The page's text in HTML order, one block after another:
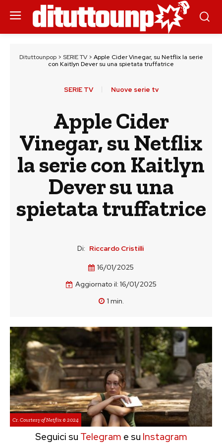
Dituttounpop> SERIE TV> Apple Cider Vinegar, su Netflix la serie
con Kaitlyn Dever su una spietata truffatrice
SERIE TV Nuove serie tv
Apple Cider
Vinegar, su Netflix
la serie con Kaitlyn
Dever su una
spietata truffatrice
Di: Riccardo Cristilli
16/01/2025
Aggiornato il: 16/01/2025
1 min.
Cr. Courtesy of Netflix © 2024
Seguici su Telegram e su Instagram